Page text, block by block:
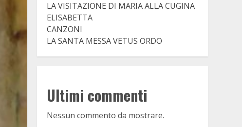
LA VISITAZIONE DI MARIA ALLA CUGINA
ELISABETTA
CANZONI
LA SANTA MESSA VETUS ORDO
Ultimi commenti
Nessun commento da mostrare.